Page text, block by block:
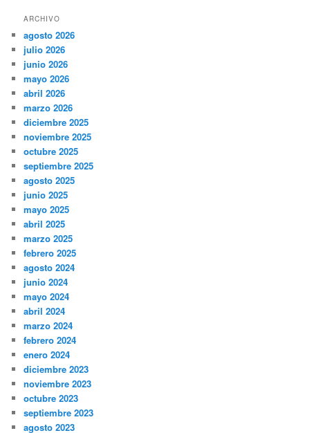
ARCHIVO
agosto 2026
julio 2026
junio 2026
mayo 2026
abril 2026
marzo 2026
diciembre 2025
noviembre 2025
octubre 2025
septiembre 2025
agosto 2025
junio 2025
mayo 2025
abril 2025
marzo 2025
febrero 2025
agosto 2024
junio 2024
mayo 2024
abril 2024
marzo 2024
febrero 2024
enero 2024
diciembre 2023
noviembre 2023
octubre 2023
septiembre 2023
agosto 2023